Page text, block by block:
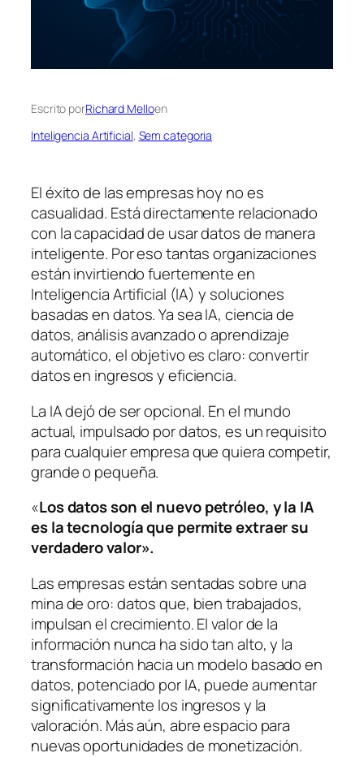
Escrito porRichard Melloen
Inteligencia Artificial, Sem categoria
El éxito de las empresas hoy no es
casualidad. Está directamente relacionado
con la capacidad de usar datos de manera
inteligente. Por eso tantas organizaciones
están invirtiendo fuertemente en
Inteligencia Artificial (IA) y soluciones
basadas en datos. Ya sea IA, ciencia de
datos, análisis avanzado o aprendizaje
automático, el objetivo es claro: convertir
datos en ingresos y eficiencia.
La IA dejó de ser opcional. En el mundo
actual, impulsado por datos, es un requisito
para cualquier empresa que quiera competir,
grande o pequeña.
«Los datos son el nuevo petróleo, y la IA
es la tecnología que permite extraer su
verdadero valor».
Las empresas están sentadas sobre una
mina de oro: datos que, bien trabajados,
impulsan el crecimiento. El valor de la
información nunca ha sido tan alto, y la
transformación hacia un modelo basado en
datos, potenciado por IA, puede aumentar
significativamente los ingresos y la
valoración. Más aún, abre espacio para
nuevas oportunidades de monetización.